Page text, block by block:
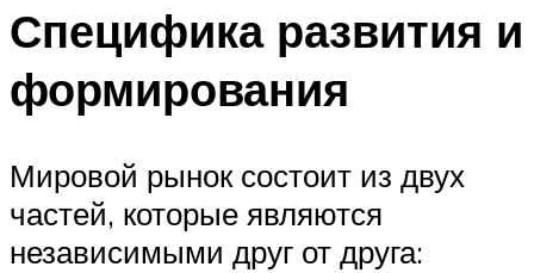
Специфика развития и
формирования
Мировой рынок состоит из двух
частей, которые являются
независимыми друг от друга: